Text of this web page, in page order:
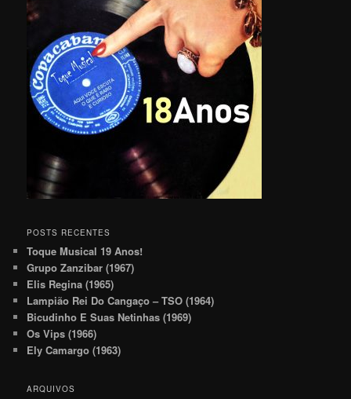
POSTS RECENTES
Toque Musical 19 Anos!
Grupo Zanzibar (1967)
Elis Regina (1965)
Lampião Rei Do Cangaço – TSO (1964)
Bicudinho E Suas Netinhas (1969)
Os Vips (1966)
Ely Camargo (1963)
ARQUIVOS